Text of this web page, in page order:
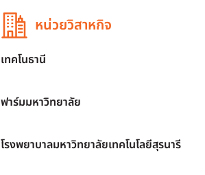
หน่วยวิสาหกิจ
เทคโนธานี
ฟาร์มมหาวิทยาลัย
โรงพยาบาลมหาวิทยาลัยเทคโนโลยีสุรนารี